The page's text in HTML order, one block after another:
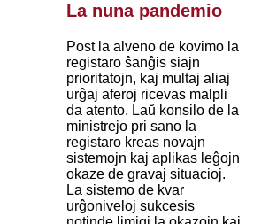
La nuna pandemio
Post la alveno de kovimo la
registaro ŝanĝis siajn
prioritatojn, kaj multaj aliaj
urĝaj aferoj ricevas malpli
da atento. Laŭ konsilo de la
ministrejo pri sano la
registaro kreas novajn
sistemojn kaj aplikas leĝojn
okaze de gravaj situacioj.
La sistemo de kvar
urĝoniveloj sukcesis